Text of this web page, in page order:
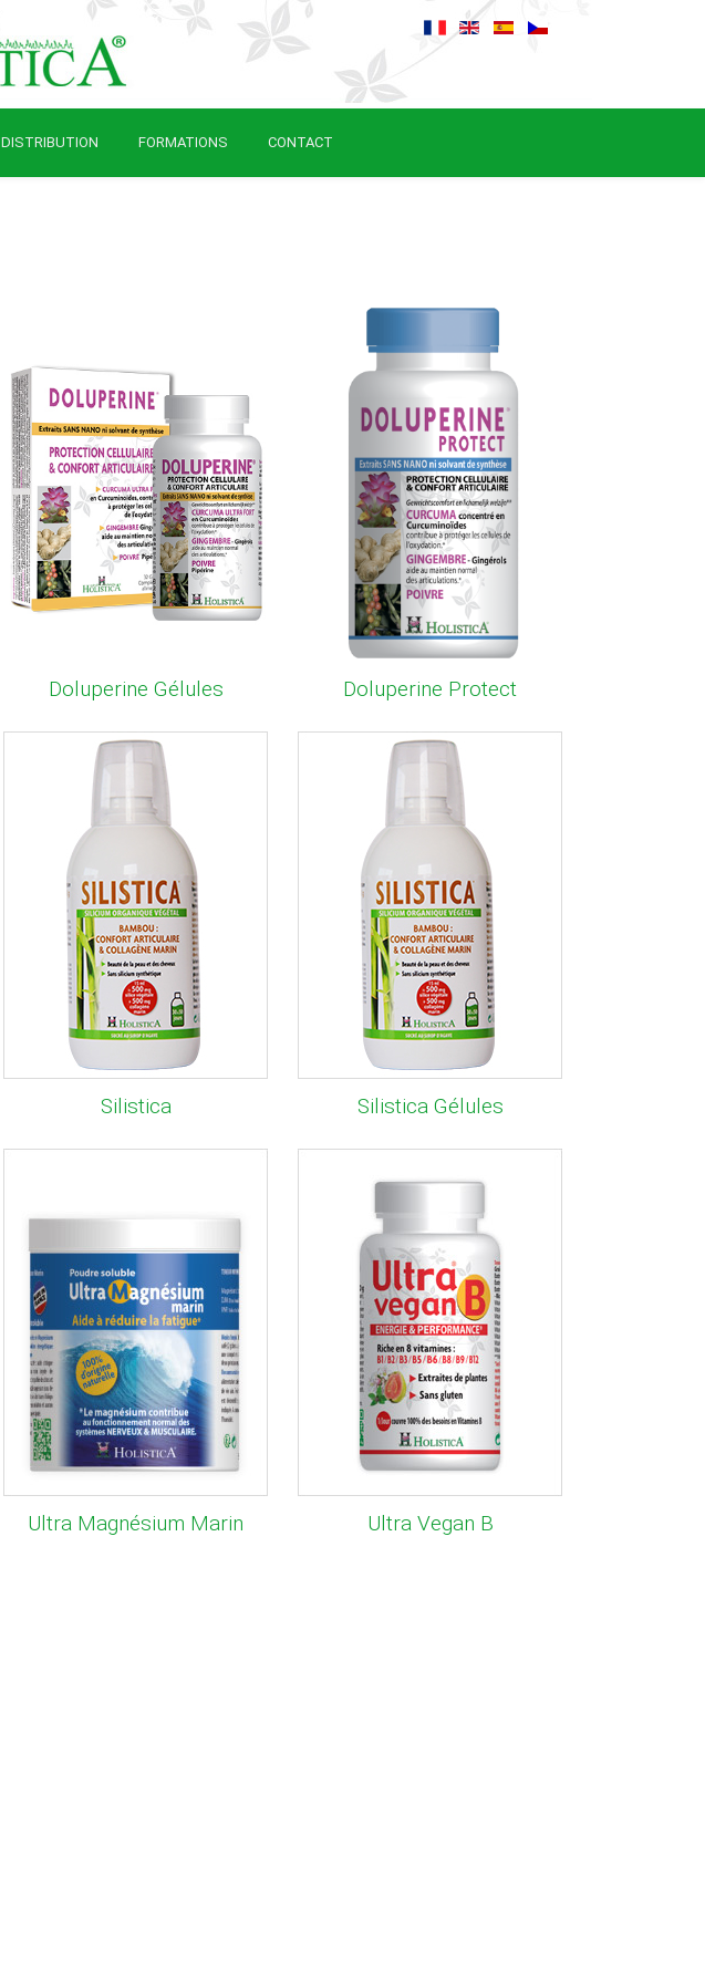
DISTRIBUTION FORMATIONS CONTACT
Doluperine Gélules Doluperine Protect
Silistica Silistica Gélules
Ultra Magnésium Marin Ultra Vegan B